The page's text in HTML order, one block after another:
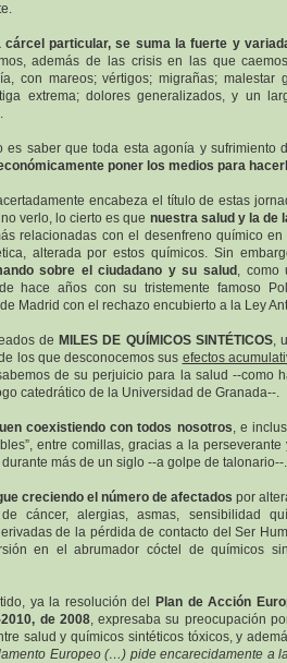
cárcel particular, se suma la fuerte y
además de las crisis en las que
con mareos; vértigos; migrañas; malestar
extrema; dolores generalizados, y un
es saber que toda esta agonía y sufrimiento
económicamente poner los medios para
encabeza el título de estas
verlo, lo cierto es que nuestra salud y la de
relacionadas con el desenfreno químico
alterada por estos químicos. Sin
sobre el ciudadano y su salud , como
hace años con su tristemente famoso
Madrid con el rechazo encubierto a la Ley
de MILES DE QUÍMICOS SINTÉTICOS,
los que desconocemos sus efectos
de su perjuicio para la salud --como
catedrático de la Universidad de Granada--.
coexistiendo con todos nosotros, e
entre comillas, gracias a la
durante más de un siglo --a golpe de talonario--.
creciendo el número de afectados por
de cáncer, alergias, asmas, sensibilidad
de la pérdida de contacto del Ser
en el abrumador cóctel de químicos
ya la resolución del
Plan de Acción
de 2008, expresaba su preocupación
salud y químicos sintéticos tóxicos, y
Europeo (…) pide encarecidamente a